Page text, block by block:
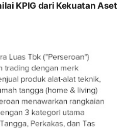
KPIG dari Kekuatan Aset